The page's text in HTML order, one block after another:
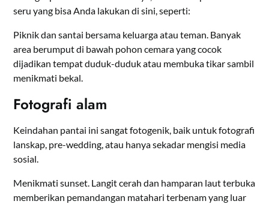
seru yang bisa Anda lakukan di sini, seperti:
Piknik dan santai bersama keluarga atau teman. Banyak
area berumput di bawah pohon cemara yang cocok
dijadikan tempat duduk-duduk atau membuka tikar sambil
menikmati bekal.
Fotografi alam
Keindahan pantai ini sangat fotogenik, baik untuk fotografi
lanskap, pre-wedding, atau hanya sekadar mengisi media
sosial.
Menikmati sunset. Langit cerah dan hamparan laut terbuka
memberikan pemandangan matahari terbenam yang luar